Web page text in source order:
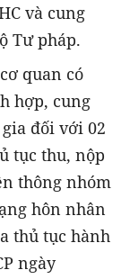
và cung
Tư pháp.
quan có
hợp, cung
đối với 02
tục thu, nộp
thông nhóm
hôn nhân
thủ tục hành
ngày